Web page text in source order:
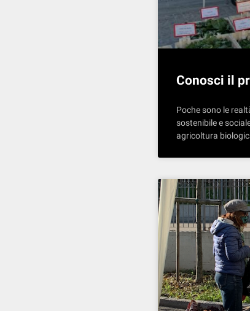
Conosci il
Poche sono le
sostenibile e
agricoltura